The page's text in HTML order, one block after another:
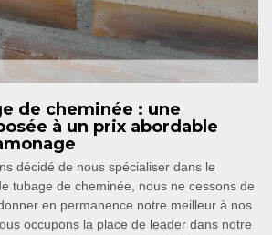
de cheminée : une
à un prix abordable
décidé de nous spécialiser dans le
tubage de cheminée, nous ne cessons de
en permanence notre meilleur à nos
occupons la place de leader dans notre